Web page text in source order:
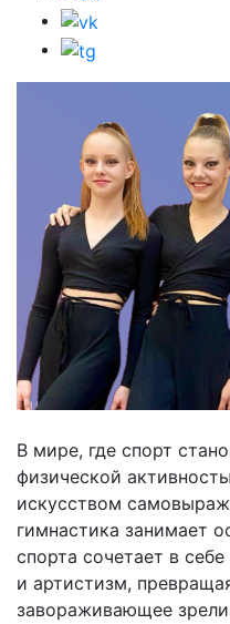
В мире, где спорт
физической
искусством
гимнастика занимает
спорта сочетает в
и артистизм,
завораживающее